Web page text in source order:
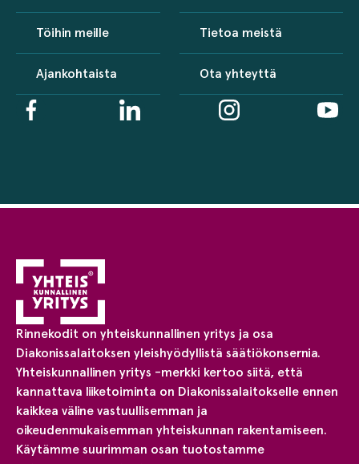
Töihin meille Tietoa meistä
Ajankohtaista Ota yhteyttä
Rinnekodit on yhteiskunnallinen yritys ja osa
Diakonissalaitoksen yleishyödyllistä säätiökonsernia.
Yhteiskunnallinen yritys -merkki kertoo siitä, että
kannattava liiketoiminta on Diakonissalaitokselle ennen
kaikkea väline vastuullisemman ja
oikeudenmukaisemman yhteiskunnan rakentamiseen.
Käytämme suurimman osan tuotostamme